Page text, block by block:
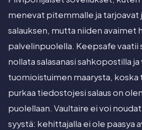
menevat pitemmalle ja tarjoavat
salauksen, mutta niiden avaimet
palvelinpuolella. Keepsafe
nollata salasanasi sahkopostilla
tuomioistuimen maarysta,
purkaa tiedostojesi salaus on
puolellaan. Vaultaire ei voi
syystä: kehittajalla ei ole paasya